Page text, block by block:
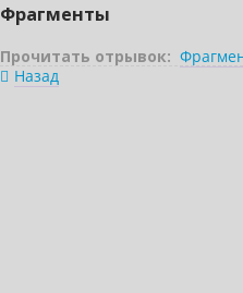
Фрагменты
Прочитать отрывок:
Назад